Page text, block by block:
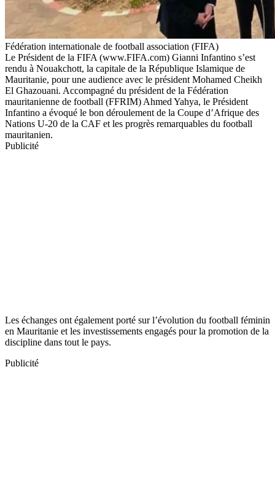
Fédération internationale de football association (FIFA)
Le Président de la FIFA (www.FIFA.com) Gianni Infantino s’est
rendu à Nouakchott, la capitale de la République Islamique de
Mauritanie, pour une audience avec le président Mohamed Cheikh
El Ghazouani. Accompagné du président de la Fédération
mauritanienne de football (FFRIM) Ahmed Yahya, le Président
Infantino a évoqué le bon déroulement de la Coupe d’Afrique des
Nations U-20 de la CAF et les progrès remarquables du football
mauritanien.
Publicité
Les échanges ont également porté sur l’évolution du football féminin
en Mauritanie et les investissements engagés pour la promotion de la
discipline dans tout le pays.
Publicité